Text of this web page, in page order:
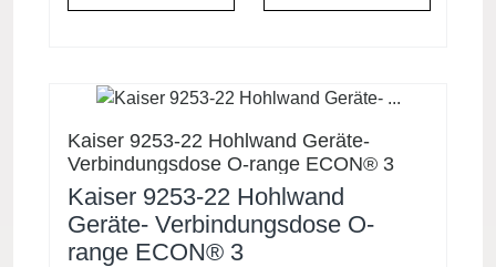
Kaiser 9253-22 Hohlwand Geräte-
Verbindungsdose O-range ECON® 3
Kaiser 9253-22 Hohlwand
Geräte- Verbindungsdose O-
range ECON® 3